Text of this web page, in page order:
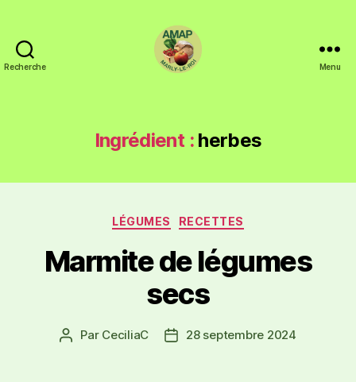
Recherche Menu
Ingrédient : herbes
LÉGUMES RECETTES
Marmite de légumes
secs
Par CeciliaC 28 septembre 2024